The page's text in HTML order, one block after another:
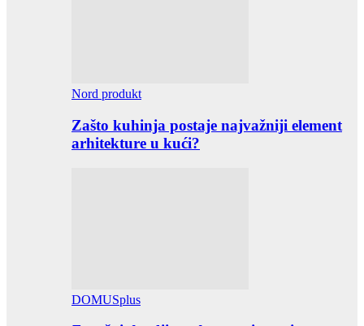
Nord produkt
Zašto kuhinja postaje najvažniji element
arhitekture u kući?
DOMUSplus